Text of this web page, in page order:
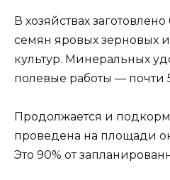
В хозяйствах
семян яровых зерновых
культур. Минеральных
полевые работы — почти
Продолжается и
проведена на площади
Это 90% от